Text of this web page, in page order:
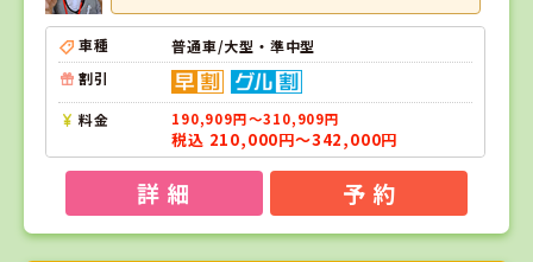
車種
普通車/大型・準中型
割引
料金 190,909円～310,909円
税込 210,000円～342,000円
詳 細 予 約